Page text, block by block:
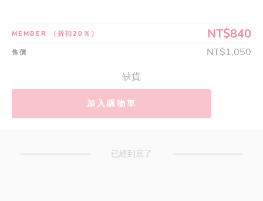
MEMBER （折扣20％） NT$840
售價
NT$1,050
缺貨
加入購物車
已經到底了